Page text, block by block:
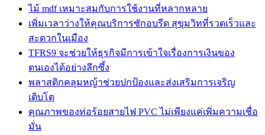
ไม้ mdf เหมาะสมกับการใช้งานที่หลากหลาย
เพิ่มเวลาว่างให้คุณบริการซักอบรีด สุขุมวิทที่รวดเร็วและ
สะดวกในเมือง
TFRS9 จะช่วยให้ธุรกิจมีการเข้าใจเรื่องการเงินของ
ตนเองได้อย่างลึกซึ้ง
พลาสติกคลุมหญ้าช่วยปกป้องและส่งเสริมการเจริญ
เติบโต
คุณภาพของท่อร้อยสายไฟ PVC ไม่เพียงแค่เพิ่มความเชื่อ
มั่น